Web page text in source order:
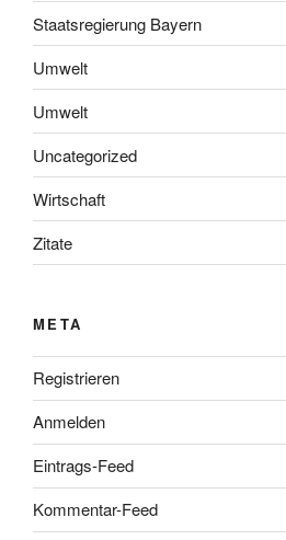
Staatsregierung Bayern
Umwelt
Umwelt
Uncategorized
Wirtschaft
Zitate
META
Registrieren
Anmelden
Eintrags-Feed
Kommentar-Feed